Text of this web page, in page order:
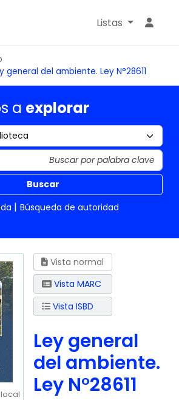
IGP
Listas
general del ambiente. Ley N°28611
a explorar
Buscar
Búsqueda de autoridad
Vista normal
Vista MARC
Vista ISBD
Ley general
del ambiente.
Ley N°28611